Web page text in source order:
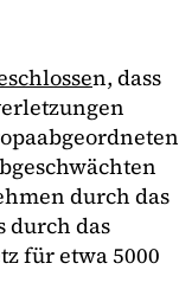
n, dass
durch das
durch das
für etwa 5000